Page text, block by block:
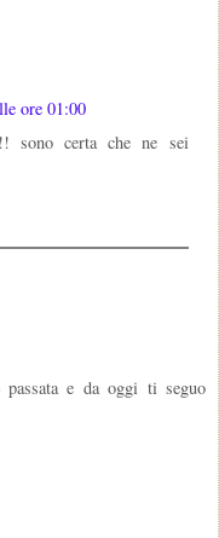
ore 01:00
sono certa che ne sei
passata e da oggi ti seguo